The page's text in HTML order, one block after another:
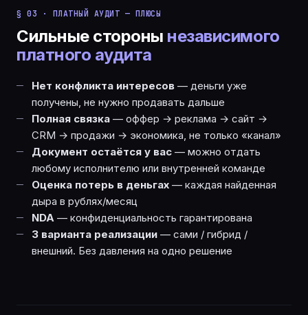
§ 03 · ПЛАТНЫЙ АУДИТ — ПЛЮСЫ
Сильные стороны независимого
платного аудита
Нет конфликта интересов — деньги уже
получены, не нужно продавать дальше
Полная связка — оффер → реклама → сайт →
CRM → продажи → экономика, не только «канал»
Документ остаётся у вас — можно отдать
любому исполнителю или внутренней команде
Оценка потерь в деньгах — каждая найденная
дыра в рублях/месяц
NDA — конфиденциальность гарантирована
3 варианта реализации — сами / гибрид /
внешний. Без давления на одно решение